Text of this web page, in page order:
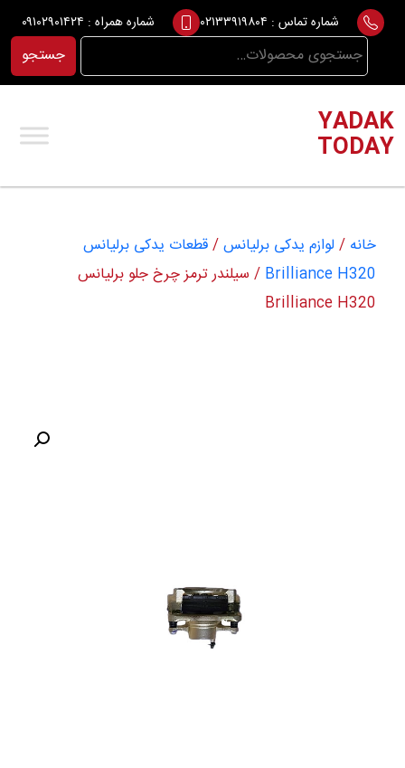
Skip
content
شماره تماس : ۰۲۱۳۳۹۱۹۸۰۴ شماره همراه : ۰۹۱۰۲۹۰۱۴۲۴
جستجو
برای:
جستجو
YADAK
TODAY
خانه / لوازم یدکی برلیانس/قطعات یدکی برلیانس
Brilliance H320 / سیلندر ترمز چرخ جلو برلیانس
Brilliance H320